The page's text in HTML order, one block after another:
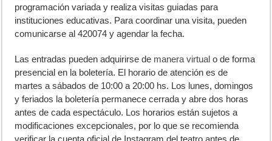
programación variada y realiza visitas guiadas para
instituciones educativas. Para coordinar una visita, pueden
comunicarse al 420074 y agendar la fecha.
Las entradas pueden adquirirse de manera virtual o de forma
presencial en la boletería. El horario de atención es de
martes a sábados de 10:00 a 20:00 hs. Los lunes, domingos
y feriados la boletería permanece cerrada y abre dos horas
antes de cada espectáculo. Los horarios están sujetos a
modificaciones excepcionales, por lo que se recomienda